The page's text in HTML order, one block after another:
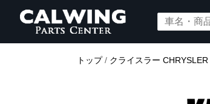
トップ/ クライスラー